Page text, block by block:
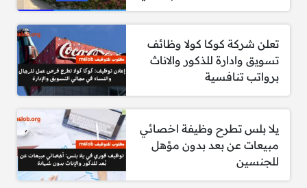
المتطلبات الدنيا:
خبرة لا تقل عن 3 سنوات في مجال شراء
الوسائط الرقمية، مع تركيز خاص على منصات
التجارة الإلكترونية.
خبرة عملية ومعرفة قوية في استخدام مديري
تعلن شركة كوكا كولا وظائف
تسويق وادارة للذكور والاناث
برواتب تنافسية
يلا بلس تطرح وظيفة اخصائي
مبيعات عن بعد بدون مؤهل
للجنسين